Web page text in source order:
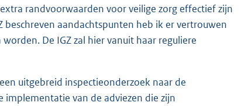
randvoorwaarden voor veilige zorg effectief zijn
aandachtspunten heb ik er vertrouwen
De IGZ zal hier vanuit haar reguliere
uitgebreid inspectieonderzoek naar de
van de adviezen die zijn